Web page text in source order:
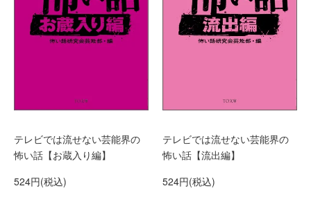
テレビでは流せない芸能界の
怖い話【お蔵入り編】
524円(税込)
テレビでは流せない芸能界の
怖い話【流出編】
524円(税込)